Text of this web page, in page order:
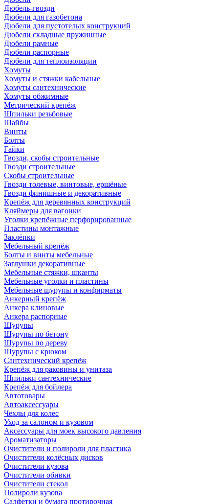
Дюбель-гвозди
Дюбели для газобетона
Дюбели для пустотелых конструкций
Дюбели складные пружинные
Дюбели рамные
Дюбели распорные
Дюбели для теплоизоляции
Хомуты
Хомуты и стяжки кабельные
Хомуты сантехнические
Хомуты обжимные
Метрический крепёж
Шпильки резьбовые
Шайбы
Винты
Болты
Гайки
Гвозди, скобы строительные
Гвозди строительные
Скобы строительные
Гвозди толевые, винтовые, ершёные
Гвозди финишные и декоративные
Крепёж для деревянных конструкций
Кляймеры для вагонки
Уголки крепёжные перфорированные
Пластины монтажные
Заклёпки
Мебельный крепёж
Болты и винты мебельные
Заглушки декоративные
Мебельные стяжки, шканты
Мебельные уголки и пластины
Мебельные шурупы и конфирматы
Анкерный крепёж
Анкера клиновые
Анкера распорные
Шурупы
Шурупы по бетону
Шурупы по дереву
Шурупы с крюком
Сантехнический крепёж
Крепёж для раковины и унитаза
Шпильки сантехнические
Крепёж для бойлера
Автотовары
Автоаксессуары
Чехлы для колес
Уход за салоном и кузовом
Аксессуары для моек высокого давления
Ароматизаторы
Очистители и полироли для пластика
Очистители колёсных дисков
Очистители кузова
Очистители обивки
Очистители стекол
Полироли кузова
Салфетки и бумага протирочная